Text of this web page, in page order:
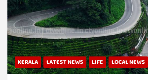
KERALA LATEST NEWS LIFE LOCAL NEWS